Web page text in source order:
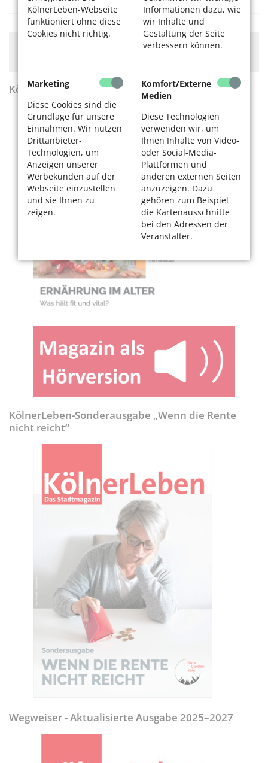
KölnerLeben-Webseite
funktioniert ohne diese
Cookies nicht richtig.
Informationen dazu, wie
wir Inhalte und
Gestaltung der Seite
verbessern können.
Marketing
Diese Cookies sind die
Grundlage für unsere
Einnahmen. Wir nutzen
Drittanbieter-
Technologien, um
Anzeigen unserer
Werbekunden auf der
Webseite einzustellen
und sie Ihnen zu
zeigen.
Komfort/Externe
Medien
Diese Technologien
verwenden wir, um
Ihnen Inhalte von Video-
oder Social-Media-
Plattformen und
anderen externen Seiten
anzuzeigen. Dazu
gehören zum Beispiel
die Kartenausschnitte
bei den Adressen der
Veranstalter.
Hier könnte Werbung stehen, mit der wir uns
KölnerLeben Sommer 2026
KölnerLeben-Sonderausgabe „Wenn die Rente
nicht reicht“
Wegweiser - Aktualisierte Ausgabe 2025–2027